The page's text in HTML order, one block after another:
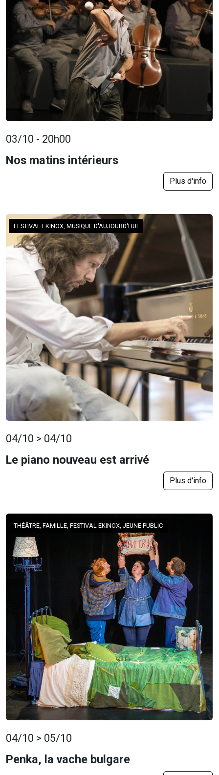
03/10 - 20h00
Nos matins intérieurs
Plus d'info
FESTIVAL EKINOX, MUSIQUE D'AUJOURD'HUI
04/10 > 04/10
Le piano nouveau est arrivé
Plus d'info
THÉÂTRE, FAMILLE, FESTIVAL EKINOX, JEUNE PUBLIC
04/10 > 05/10
Penka, la vache bulgare